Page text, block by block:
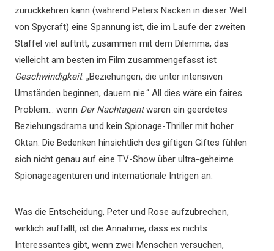
zurückkehren kann (während Peters Nacken in dieser Welt
von Spycraft) eine Spannung ist, die im Laufe der zweiten
Staffel viel auftritt, zusammen mit dem Dilemma, das
vielleicht am besten im Film zusammengefasst ist
Geschwindigkeit: „Beziehungen, die unter intensiven
Umständen beginnen, dauern nie.“ All dies wäre ein faires
Problem… wenn Der Nachtagentwaren ein geerdetes
Beziehungsdrama und kein Spionage-Thriller mit hoher
Oktan. Die Bedenken hinsichtlich des giftigen Giftes fühlen
sich nicht genau auf eine TV-Show über ultra-geheime
Spionageagenturen und internationale Intrigen an.
Was die Entscheidung, Peter und Rose aufzubrechen,
wirklich auffällt, ist die Annahme, dass es nichts
Interessantes gibt, wenn zwei Menschen versuchen,